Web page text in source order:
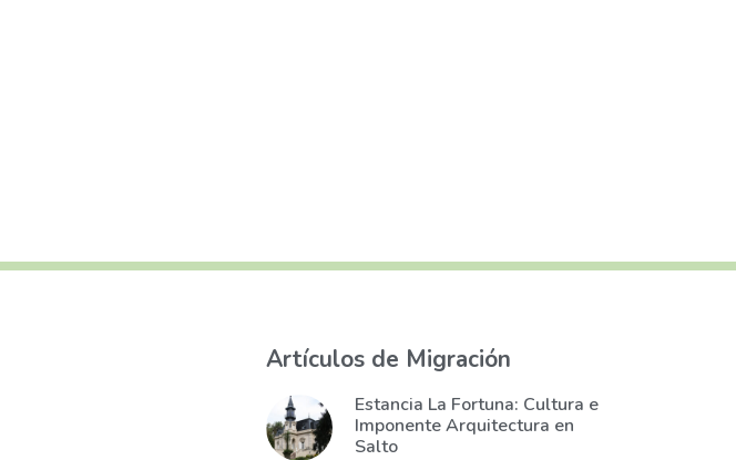
Artículos de Migración
Estancia La Fortuna: Cultura e
Imponente Arquitectura en
Salto